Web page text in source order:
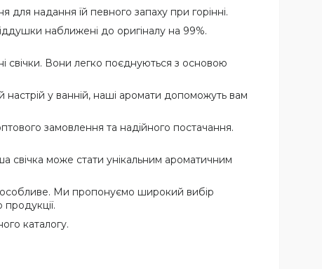
для надання їй певного запаху при горінні.
наближені до оригіналу на 99%.
свічки. Вони легко поєднуються з основою
настрій у ванній, наші аромати допоможуть вам
замовлення та надійного постачання.
свічка може стати унікальним ароматичним
особливе. Ми пропонуємо широкий вибір
каталогу.